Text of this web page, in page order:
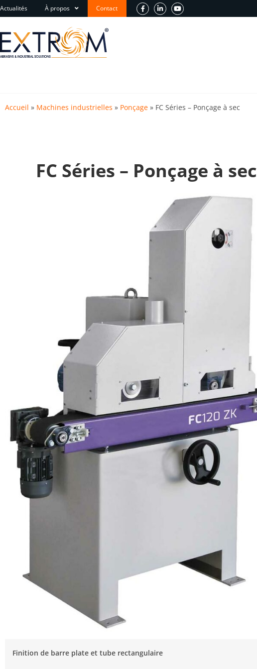
Actualités À propos Contact
Accueil » Machines industrielles » Ponçage » FC Séries – Ponçage à sec
FC Séries – Ponçage à sec
Finition de barre plate et tube rectangulaire